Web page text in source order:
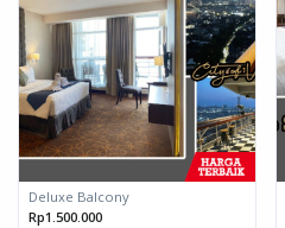
Deluxe Balcony
Rp1.500.000